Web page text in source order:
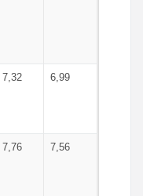
7,32 6,99
7,76 7,56